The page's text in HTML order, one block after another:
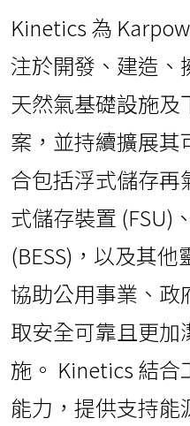
Kinetics 為
注於開發、建造、
天然氣基礎設施
案，並持續擴展其
合包括浮式儲存再
式儲存裝置 (FSU)
(BESS)，以及其
協助公用事業、政
取安全可靠且更加
施。 Kinetics 結
能力，提供支持